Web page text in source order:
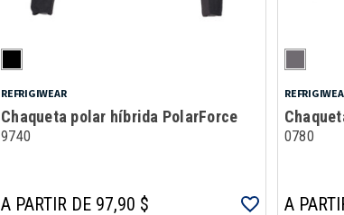
REFRIGIWEAR
Chaqueta polar híbrida PolarForce
9740
A PARTIR DE 97,90 $
0780
A